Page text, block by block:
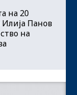
на 20
Илија Панов
на